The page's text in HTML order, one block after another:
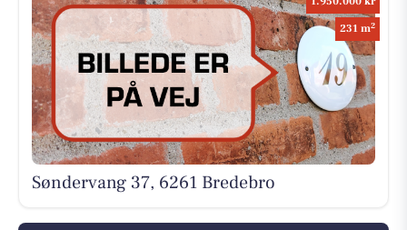
231 m2
Søndervang 37, 6261 Bredebro